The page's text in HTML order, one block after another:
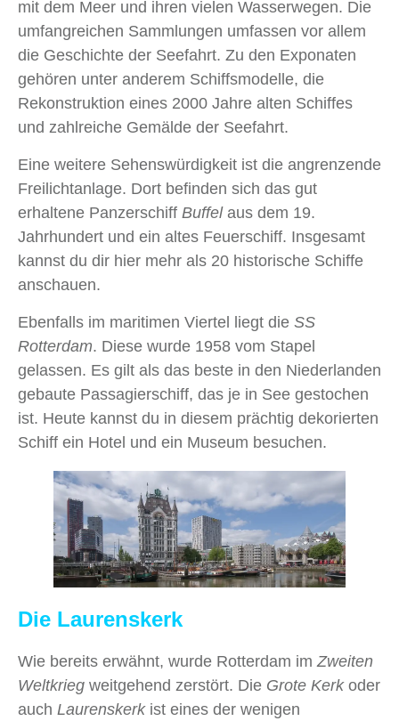
mit dem Meer und ihren vielen Wasserwegen. Die
umfangreichen Sammlungen umfassen vor allem
die Geschichte der Seefahrt. Zu den Exponaten
gehören unter anderem Schiffsmodelle, die
Rekonstruktion eines 2000 Jahre alten Schiffes
und zahlreiche Gemälde der Seefahrt.
Eine weitere Sehenswürdigkeit ist die angrenzende
Freilichtanlage. Dort befinden sich das gut
erhaltene Panzerschiff Buffelaus dem 19.
Jahrhundert und ein altes Feuerschiff. Insgesamt
kannst du dir hier mehr als 20 historische Schiffe
anschauen.
Ebenfalls im maritimen Viertel liegt die SS
Rotterdam. Diese wurde 1958 vom Stapel
gelassen. Es gilt als das beste in den Niederlanden
gebaute Passagierschiff, das je in See gestochen
ist. Heute kannst du in diesem prächtig dekorierten
Schiff ein Hotel und ein Museum besuchen.
Die Laurenskerk
Wie bereits erwähnt, wurde Rotterdam imZweiten
Weltkrieg weitgehend zerstört. Die Grote Kerkoder
auch Laurenskerkist eines der wenigen